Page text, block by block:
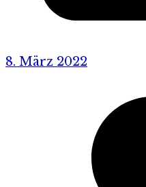
8. März 2022